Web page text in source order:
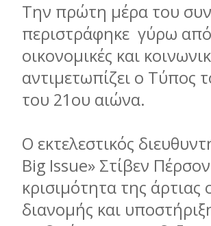
Την πρώτη μέρα του
περιστράφηκε γύρω από
οικονομικές και
αντιμετωπίζει ο Τύπος
του 21ου αιώνα.
Ο εκτελεστικός
Big Issue» Στίβεν
κρισιμότητα της
διανομής και